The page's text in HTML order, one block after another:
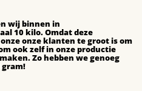
wij binnen in
10 kilo. Omdat deze
onze klanten te groot is om
ook zelf in onze productie
Zo hebben we genoeg
gram!